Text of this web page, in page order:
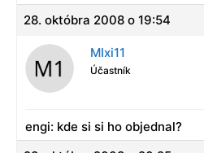
28. októbra 2008 o 19:54
MIxi11
Účastník
engi: kde si si ho objednal?